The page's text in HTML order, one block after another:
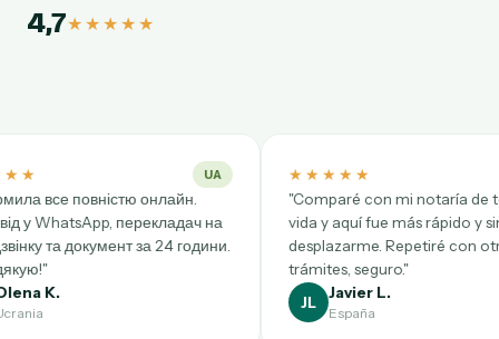
4,7★★★★★
на
24 години.
★★★★★
"Comparé con mi notaría de toda la
vida y aquí fue más rápido y sin
desplazarme. Repetiré con otros